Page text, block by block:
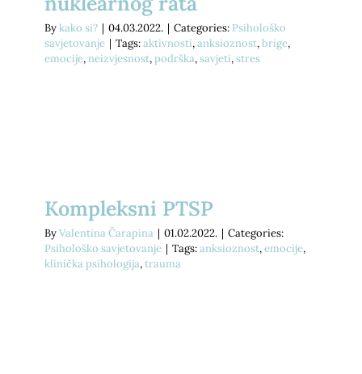
Mi u medijima
Materijali
Usluge
Savjetovanje uživo
Grupe podrške za socijalnu anksioznost
Pomoć pri učenju
Slika o sebi: nježnost i umjetnost
kako si? knjiga
Bykako si? | 04.03.2022. | Categories: Psihološko
savjetovanje | Tags:aktivnosti,anksioznost,brige,
emocije, neizvjesnost, podrška,savjeti,stres
Kompleksni PTSP
ByValentina Čarapina | 01.02.2022. | Categories:
Psihološko savjetovanje | Tags:anksioznost,emocije,
klinička psihologija,trauma